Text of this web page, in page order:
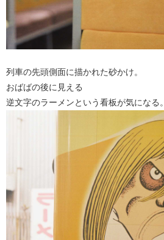
列車の先頭側面に描かれた砂かけ。
おばばの後に見える
逆文字のラーメンという看板が気になる。